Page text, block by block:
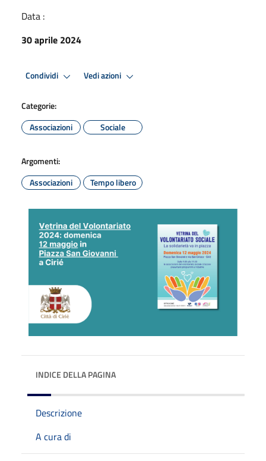
Data :
30 aprile 2024
Condividi Vedi azioni
Categorie:
Associazioni
Sociale
Argomenti:
Associazioni
Tempo libero
INDICE DELLA PAGINA
Descrizione
A cura di